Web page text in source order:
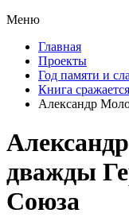
Меню
Главная
Проекты
Год памяти и
Книга
Александр
дважды
Союза